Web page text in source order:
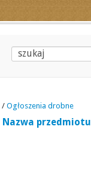
/ Ogłoszenia drobne
Nazwa przedmiotu